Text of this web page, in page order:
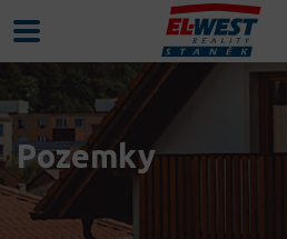
Pozemky